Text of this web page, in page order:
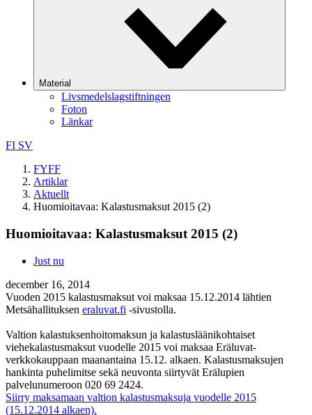
Material
Livsmedelslagstiftningen
Foton
Länkar
FI SV
FYFF
Artiklar
Aktuellt
Huomioitavaa: Kalastusmaksut 2015 (2)
Huomioitavaa: Kalastusmaksut 2015 (2)
Just nu
december 16, 2014
Vuoden 2015 kalastusmaksut voi maksaa 15.12.2014 lähtien
Metsähallituksen eraluvat.fi -sivustolla.
Valtion kalastuksenhoitomaksun ja kalastusläänikohtaiset
viehekalastusmaksut vuodelle 2015 voi maksaa Eräluvat-
verkkokauppaan maanantaina 15.12. alkaen. Kalastusmaksujen
hankinta puhelimitse sekä neuvonta siirtyvät Erälupien
palvelunumeroon 020 69 2424.
Siirry maksamaan valtion kalastusmaksuja vuodelle 2015
(15.12.2014 alkaen).